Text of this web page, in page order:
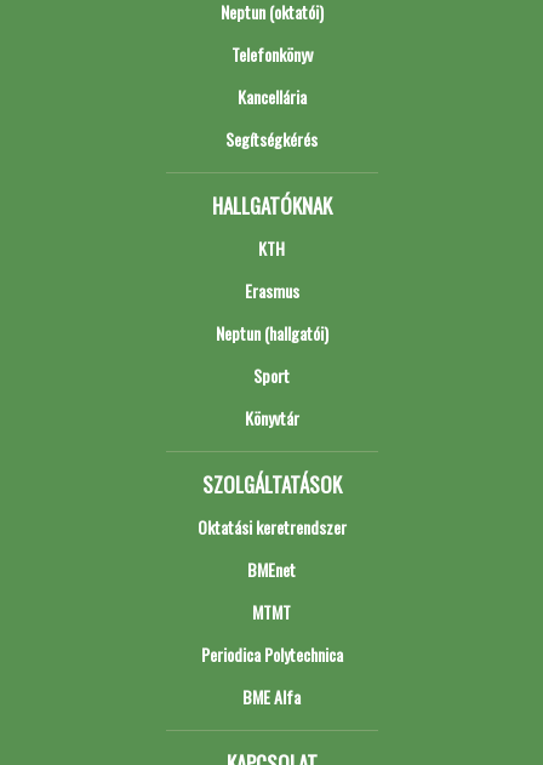
Neptun (oktatói)
Telefonkönyv
Kancellária
Segítségkérés
HALLGATÓKNAK
KTH
Erasmus
Neptun (hallgatói)
Sport
Könyvtár
SZOLGÁLTATÁSOK
Oktatási keretrendszer
BMEnet
MTMT
Periodica Polytechnica
BME Alfa